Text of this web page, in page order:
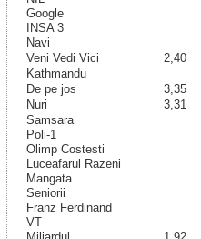
Google
INSA 3
Navi
Veni Vedi Vici
2,40
Kathmandu
De pe jos
3,35
Nuri
3,31
Samsara
Poli-1
Olimp Costesti
Luceafarul Razeni
Mangata
Seniorii
Franz Ferdinand
VT
Miliardul
1,92